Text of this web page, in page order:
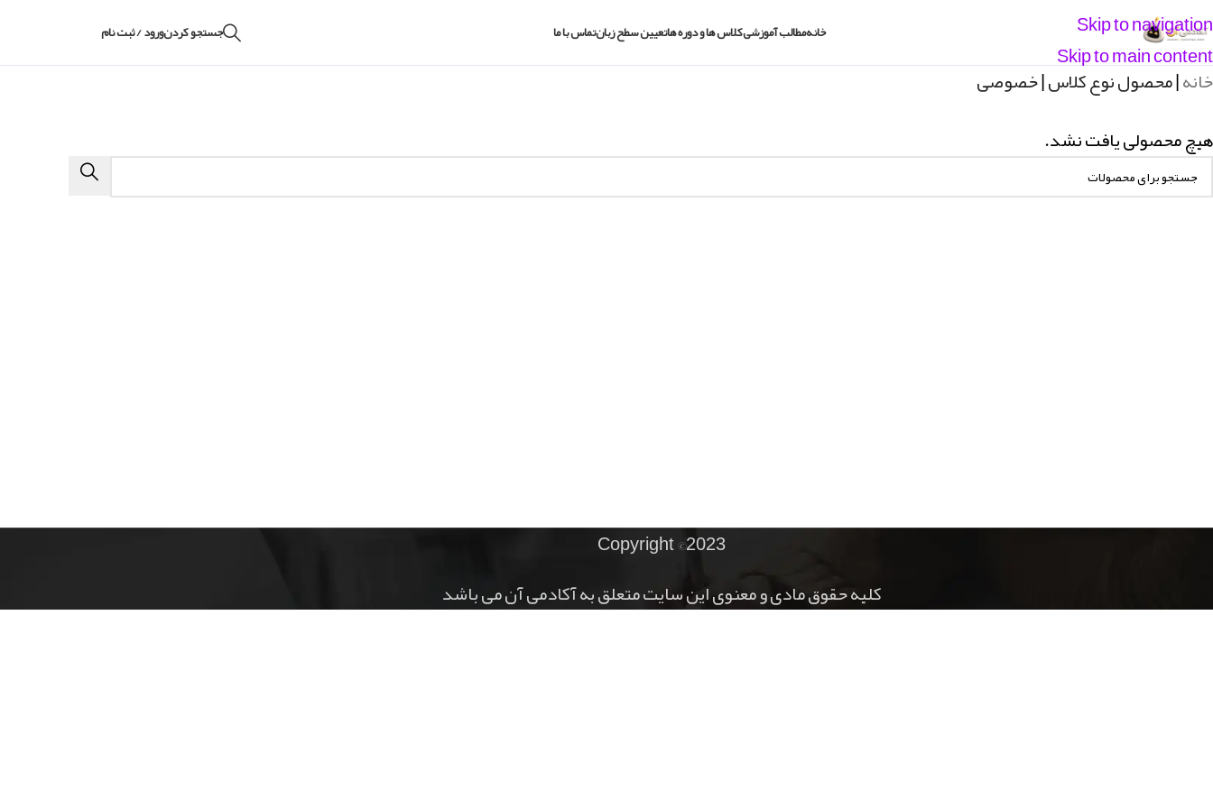
Skip to navigation
Skip to main content
خانهمطالب آموزشیکلاس ها و دوره هاتعیین سطح زبانتماس با ما جستجو کردنورود / ثبت نام
خانه|محصول نوع کلاس|خصوصی
هیچ محصولی یافت نشد.
Copyright ©2023
کلیه حقوق مادی و معنوی این سایت متعلق به آکادمی آن می باشد